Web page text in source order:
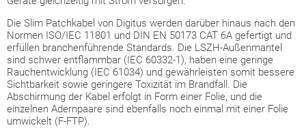
Die Slim Patchkabel von Digitus werden darüber hinaus nach den
Normen ISO/IEC 11801 und DIN EN 50173 CAT 6A gefertigt und
erfüllen branchenführende Standards. Die LSZH-Außenmantel
sind schwer entflammbar (IEC 60332-1), haben eine geringe
Rauchentwicklung (IEC 61034) und gewährleisten somit bessere
Sichtbarkeit sowie geringere Toxizität im Brandfall. Die
Abschirmung der Kabel erfolgt in Form einer Folie, und die
einzelnen Adernpaare sind ebenfalls noch einmal mit einer Folie
umwickelt (F-FTP).